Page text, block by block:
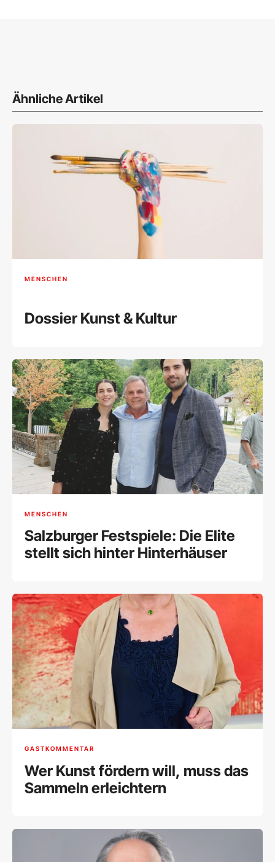
Ähnliche Artikel
MENSCHEN
Dossier Kunst & Kultur
MENSCHEN
Salzburger Festspiele: Die Elite
stellt sich hinter Hinterhäuser
GASTKOMMENTAR
Wer Kunst fördern will, muss das
Sammeln erleichtern